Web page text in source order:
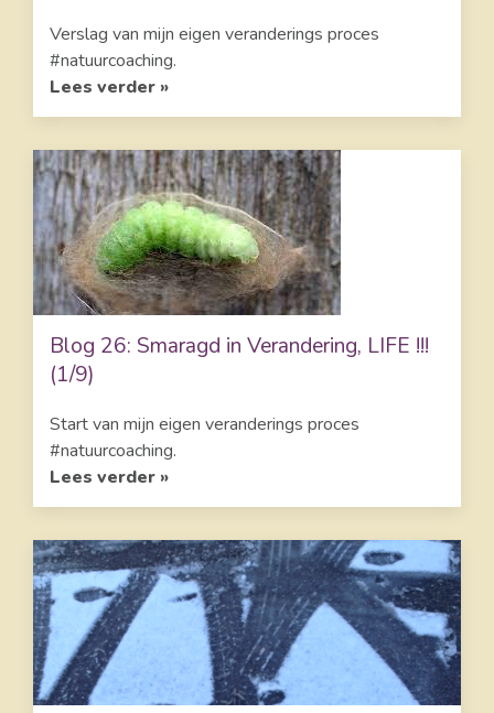
Verslag van mijn eigen veranderings proces
#natuurcoaching.
Lees verder »
Blog 26: Smaragd in Verandering, LIFE !!!
(1/9)
Start van mijn eigen veranderings proces
#natuurcoaching.
Lees verder »